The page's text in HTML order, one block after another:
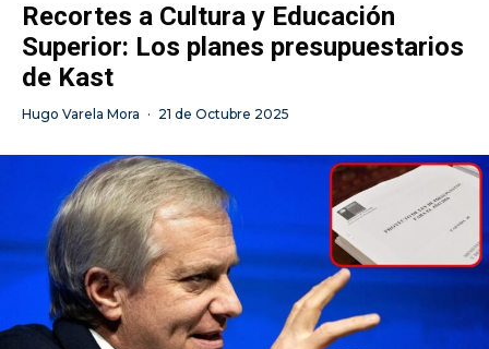
Recortes a Cultura y Educación
Superior: Los planes presupuestarios
de Kast
Hugo Varela Mora · 21 de Octubre 2025